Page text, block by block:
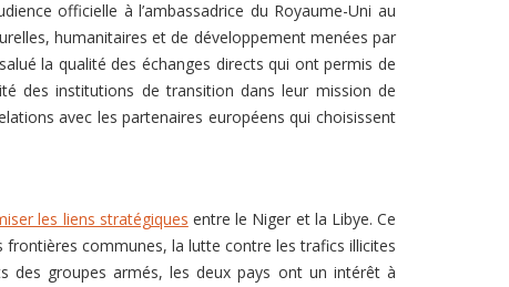
officielle à l’ambassadrice du Royaume-Uni au
humanitaires et de développement menées par
la qualité des échanges directs qui ont permis de
des institutions de transition dans leur mission de
avec les partenaires européens qui choisissent
les liens stratégiques entre le Niger et la Libye. Ce
communes, la lutte contre les trafics illicites
des groupes armés, les deux pays ont un intérêt à